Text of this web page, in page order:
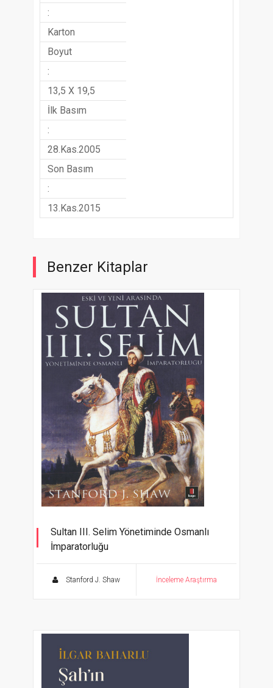
:
Karton
Boyut
:
13,5 X 19,5
İlk Basım
:
28.Kas.2005
Son Basım
:
13.Kas.2015
Benzer Kitaplar
Sultan III. Selim Yönetiminde Osmanlı
İmparatorluğu
Stanford J. Shaw İnceleme Araştırma